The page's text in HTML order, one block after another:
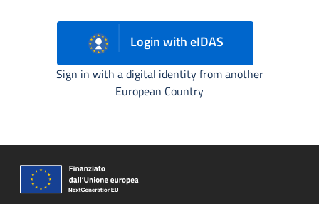
Login with eIDAS
Sign in with a digital identity from another
European Country